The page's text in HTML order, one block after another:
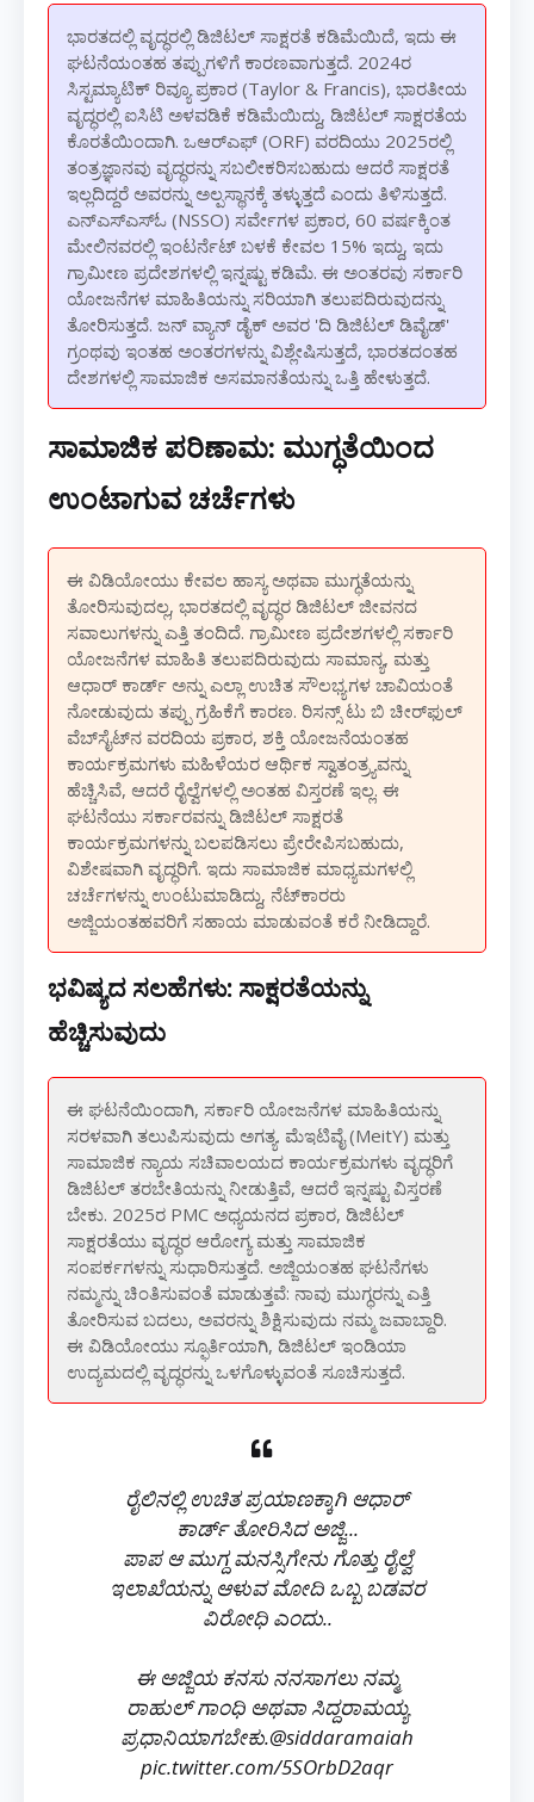
ಭಾರತದಲ್ಲಿ ವೃದ್ಧರಲ್ಲಿ ಡಿಜಿಟಲ್ ಸಾಕ್ಷರತೆ ಕಡಿಮೆಯಿದೆ, ಇದು ಈ
ಘಟನೆಯಂತಹ ತಪ್ಪುಗಳಿಗೆ ಕಾರಣವಾಗುತ್ತದೆ. 2024ರ
ಸಿಸ್ಟಮ್ಯಾಟಿಕ್ ರಿವ್ಯೂ ಪ್ರಕಾರ (Taylor & Francis), ಭಾರತೀಯ
ವೃದ್ಧರಲ್ಲಿ ಐಸಿಟಿ ಅಳವಡಿಕೆ ಕಡಿಮೆಯಿದ್ದು, ಡಿಜಿಟಲ್ ಸಾಕ್ಷರತೆಯ
ಕೊರತೆಯಿಂದಾಗಿ. ಒಆರ್‌ಎಫ್ (ORF) ವರದಿಯು 2025ರಲ್ಲಿ
ತಂತ್ರಜ್ಞಾನವು ವೃದ್ಧರನ್ನು ಸಬಲೀಕರಿಸಬಹುದು ಆದರೆ ಸಾಕ್ಷರತೆ
ಇಲ್ಲದಿದ್ದರೆ ಅವರನ್ನು ಅಲ್ಪಸ್ಥಾನಕ್ಕೆ ತಳ್ಳುತ್ತದೆ ಎಂದು ತಿಳಿಸುತ್ತದೆ.
ಎನ್‌ಎಸ್‌ಎಸ್‌ಓ (NSSO) ಸರ್ವೇಗಳ ಪ್ರಕಾರ, 60 ವರ್ಷಕ್ಕಿಂತ
ಮೇಲಿನವರಲ್ಲಿ ಇಂಟರ್ನೆಟ್ ಬಳಕೆ ಕೇವಲ 15% ಇದ್ದು, ಇದು
ಗ್ರಾಮೀಣ ಪ್ರದೇಶಗಳಲ್ಲಿ ಇನ್ನಷ್ಟು ಕಡಿಮೆ. ಈ ಅಂತರವು ಸರ್ಕಾರಿ
ಯೋಜನೆಗಳ ಮಾಹಿತಿಯನ್ನು ಸರಿಯಾಗಿ ತಲುಪದಿರುವುದನ್ನು
ತೋರಿಸುತ್ತದೆ. ಜನ್ ವ್ಯಾನ್ ಡೈಕ್ ಅವರ 'ದಿ ಡಿಜಿಟಲ್ ಡಿವೈಡ್'
ಗ್ರಂಥವು ಇಂತಹ ಅಂತರಗಳನ್ನು ವಿಶ್ಲೇಷಿಸುತ್ತದೆ, ಭಾರತದಂತಹ
ದೇಶಗಳಲ್ಲಿ ಸಾಮಾಜಿಕ ಅಸಮಾನತೆಯನ್ನು ಒತ್ತಿ ಹೇಳುತ್ತದೆ.
ಸಾಮಾಜಿಕ ಪರಿಣಾಮ: ಮುಗ್ಧತೆಯಿಂದ
ಉಂಟಾಗುವ ಚರ್ಚೆಗಳು
ಈ ವಿಡಿಯೋಯು ಕೇವಲ ಹಾಸ್ಯ ಅಥವಾ ಮುಗ್ಧತೆಯನ್ನು
ತೋರಿಸುವುದಲ್ಲ, ಭಾರತದಲ್ಲಿ ವೃದ್ಧರ ಡಿಜಿಟಲ್ ಜೀವನದ
ಸವಾಲುಗಳನ್ನು ಎತ್ತಿ ತಂದಿದೆ. ಗ್ರಾಮೀಣ ಪ್ರದೇಶಗಳಲ್ಲಿ ಸರ್ಕಾರಿ
ಯೋಜನೆಗಳ ಮಾಹಿತಿ ತಲುಪದಿರುವುದು ಸಾಮಾನ್ಯ, ಮತ್ತು
ಆಧಾರ್ ಕಾರ್ಡ್ ಅನ್ನು ಎಲ್ಲಾ ಉಚಿತ ಸೌಲಭ್ಯಗಳ ಚಾವಿಯಂತೆ
ನೋಡುವುದು ತಪ್ಪು ಗ್ರಹಿಕೆಗೆ ಕಾರಣ. ರಿಸನ್ಸ್ ಟು ಬಿ ಚೀರ್‌ಫುಲ್
ವೆಬ್‌ಸೈಟ್‌ನ ವರದಿಯ ಪ್ರಕಾರ, ಶಕ್ತಿ ಯೋಜನೆಯಂತಹ
ಕಾರ್ಯಕ್ರಮಗಳು ಮಹಿಳೆಯರ ಆರ್ಥಿಕ ಸ್ವಾತಂತ್ರ್ಯವನ್ನು
ಹೆಚ್ಚಿಸಿವೆ, ಆದರೆ ರೈಲ್ವೆಗಳಲ್ಲಿ ಅಂತಹ ವಿಸ್ತರಣೆ ಇಲ್ಲ. ಈ
ಘಟನೆಯು ಸರ್ಕಾರವನ್ನು ಡಿಜಿಟಲ್ ಸಾಕ್ಷರತೆ
ಕಾರ್ಯಕ್ರಮಗಳನ್ನು ಬಲಪಡಿಸಲು ಪ್ರೇರೇಪಿಸಬಹುದು,
ವಿಶೇಷವಾಗಿ ವೃದ್ಧರಿಗೆ. ಇದು ಸಾಮಾಜಿಕ ಮಾಧ್ಯಮಗಳಲ್ಲಿ
ಚರ್ಚೆಗಳನ್ನು ಉಂಟುಮಾಡಿದ್ದು, ನೆಟ್‌ಕಾರರು
ಅಜ್ಜಿಯಂತಹವರಿಗೆ ಸಹಾಯ ಮಾಡುವಂತೆ ಕರೆ ನೀಡಿದ್ದಾರೆ.
ಭವಿಷ್ಯದ ಸಲಹೆಗಳು: ಸಾಕ್ಷರತೆಯನ್ನು
ಹೆಚ್ಚಿಸುವುದು
ಈ ಘಟನೆಯಿಂದಾಗಿ, ಸರ್ಕಾರಿ ಯೋಜನೆಗಳ ಮಾಹಿತಿಯನ್ನು
ಸರಳವಾಗಿ ತಲುಪಿಸುವುದು ಅಗತ್ಯ. ಮೆಇಟಿವೈ (MeitY) ಮತ್ತು
ಸಾಮಾಜಿಕ ನ್ಯಾಯ ಸಚಿವಾಲಯದ ಕಾರ್ಯಕ್ರಮಗಳು ವೃದ್ಧರಿಗೆ
ಡಿಜಿಟಲ್ ತರಬೇತಿಯನ್ನು ನೀಡುತ್ತಿವೆ, ಆದರೆ ಇನ್ನಷ್ಟು ವಿಸ್ತರಣೆ
ಬೇಕು. 2025ರ PMC ಅಧ್ಯಯನದ ಪ್ರಕಾರ, ಡಿಜಿಟಲ್
ಸಾಕ್ಷರತೆಯು ವೃದ್ಧರ ಆರೋಗ್ಯ ಮತ್ತು ಸಾಮಾಜಿಕ
ಸಂಪರ್ಕಗಳನ್ನು ಸುಧಾರಿಸುತ್ತದೆ. ಅಜ್ಜಿಯಂತಹ ಘಟನೆಗಳು
ನಮ್ಮನ್ನು ಚಿಂತಿಸುವಂತೆ ಮಾಡುತ್ತವೆ: ನಾವು ಮುಗ್ಧರನ್ನು ಎತ್ತಿ
ತೋರಿಸುವ ಬದಲು, ಅವರನ್ನು ಶಿಕ್ಷಿಸುವುದು ನಮ್ಮ ಜವಾಬ್ದಾರಿ.
ಈ ವಿಡಿಯೋಯು ಸ್ಫೂರ್ತಿಯಾಗಿ, ಡಿಜಿಟಲ್ ಇಂಡಿಯಾ
ಉದ್ಯಮದಲ್ಲಿ ವೃದ್ಧರನ್ನು ಒಳಗೊಳ್ಳುವಂತೆ ಸೂಚಿಸುತ್ತದೆ.
ರೈಲಿನಲ್ಲಿ ಉಚಿತ ಪ್ರಯಾಣಕ್ಕಾಗಿ ಆಧಾರ್
ಕಾರ್ಡ್ ತೋರಿಸಿದ ಅಜ್ಜಿ...
ಪಾಪ ಆ ಮುಗ್ದ ಮನಸ್ಸಿಗೇನು ಗೊತ್ತು ರೈಲ್ವೆ
ಇಲಾಖೆಯನ್ನು ಆಳುವ ಮೋದಿ ಒಬ್ಬ ಬಡವರ
ವಿರೋಧಿ ಎಂದು..
ಈ ಅಜ್ಜಿಯ ಕನಸು ನನಸಾಗಲು ನಮ್ಮ
ರಾಹುಲ್ ಗಾಂಧಿ ಅಥವಾ ಸಿದ್ದರಾಮಯ್ಯ
ಪ್ರಧಾನಿಯಾಗಬೇಕು.@siddaramaiah
pic.twitter.com/5SOrbD2aqr